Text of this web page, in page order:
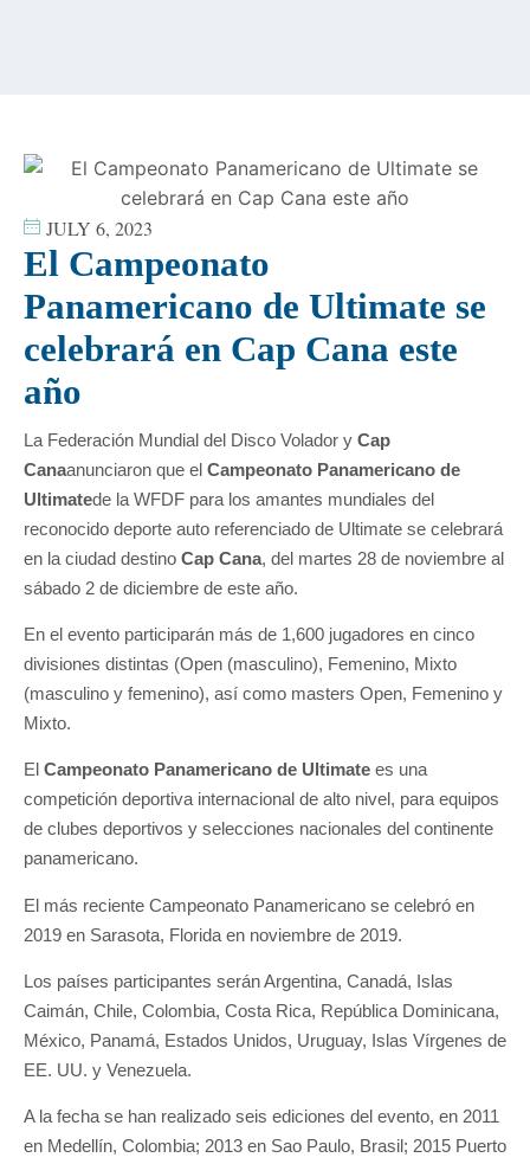
JULY 6, 2023
El Campeonato
Panamericano de Ultimate se
celebrará en Cap Cana este
año
La Federación Mundial del Disco Volador y Cap
Canaanunciaron que el Campeonato Panamericano de
Ultimatede la WFDF para los amantes mundiales del
reconocido deporte auto referenciado de Ultimate se celebrará
en la ciudad destino Cap Cana, del martes 28 de noviembre al
sábado 2 de diciembre de este año.
En el evento participarán más de 1,600 jugadores en cinco
divisiones distintas (Open (masculino), Femenino, Mixto
(masculino y femenino), así como masters Open, Femenino y
Mixto.
El Campeonato Panamericano de Ultimate es una
competición deportiva internacional de alto nivel, para equipos
de clubes deportivos y selecciones nacionales del continente
panamericano.
El más reciente Campeonato Panamericano se celebró en
2019 en Sarasota, Florida en noviembre de 2019.
Los países participantes serán Argentina, Canadá, Islas
Caimán, Chile, Colombia, Costa Rica, República Dominicana,
México, Panamá, Estados Unidos, Uruguay, Islas Vírgenes de
EE. UU. y Venezuela.
A la fecha se han realizado seis ediciones del evento, en 2011
en Medellín, Colombia; 2013 en Sao Paulo, Brasil; 2015 Puerto